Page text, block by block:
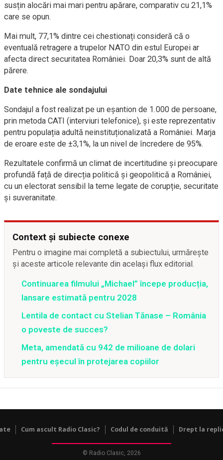
susțin alocări mai mari pentru apărare, comparativ cu 21,1%
care se opun.
Mai mult, 77,1% dintre cei chestionați consideră că o
eventuală retragere a trupelor NATO din estul Europei ar
afecta direct securitatea României. Doar 20,3% sunt de altă
părere.
Date tehnice ale sondajului
Sondajul a fost realizat pe un eșantion de 1.000 de persoane,
prin metoda CATI (interviuri telefonice), și este reprezentativ
pentru populația adultă neinstituționalizată a României. Marja
de eroare este de ±3,1%, la un nivel de încredere de 95%.
Rezultatele confirmă un climat de incertitudine și preocupare
profundă față de direcția politică și geopolitică a României,
cu un electorat sensibil la teme legate de corupție, securitate
și suveranitate.
Context și subiecte conexe
Pentru o imagine mai completă a subiectului, urmărește
și aceste articole relevante din același flux editorial.
Continuarea filmului „Michael” începe producția,
lansare estimată pentru 2028
Lentila de contact cu Stelian Tănase – România
o poveste de succes?
Meta, amendată cu 942 de milioane de dolari
pentru eșecul în protejarea copiilor
Cum ascult Radio Clasic? Codul de conduită Drept la
© Radio Clasic, 2026